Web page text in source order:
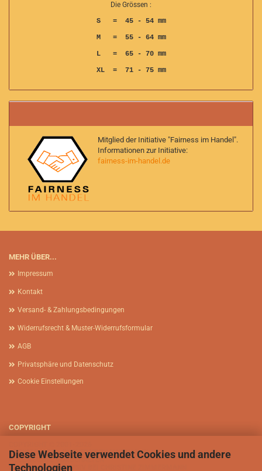
Diese Webseite verwendet Cookies und andere
Technologien
Die Grössen :
S = 45 - 54 mm
M = 55 - 64 mm
L = 65 - 70 mm
XL = 71 - 75 mm
Mitglied der Initiative "Fairness im Handel".
Informationen zur Initiative:
fairness-im-handel.de
MEHR ÜBER...
Impressum
Kontakt
Versand- & Zahlungsbedingungen
Widerrufsrecht & Muster-Widerrufsformular
AGB
Privatsphäre und Datenschutz
Cookie Einstellungen
COPYRIGHT
AFRIKASIA.DE - CHRISTINE ZIMMERMANN
ALLE RECHTE VORBEHALTEN
BILDRECHTE EXKLUSIV BEI CHRISTINE ZIMMERMANN